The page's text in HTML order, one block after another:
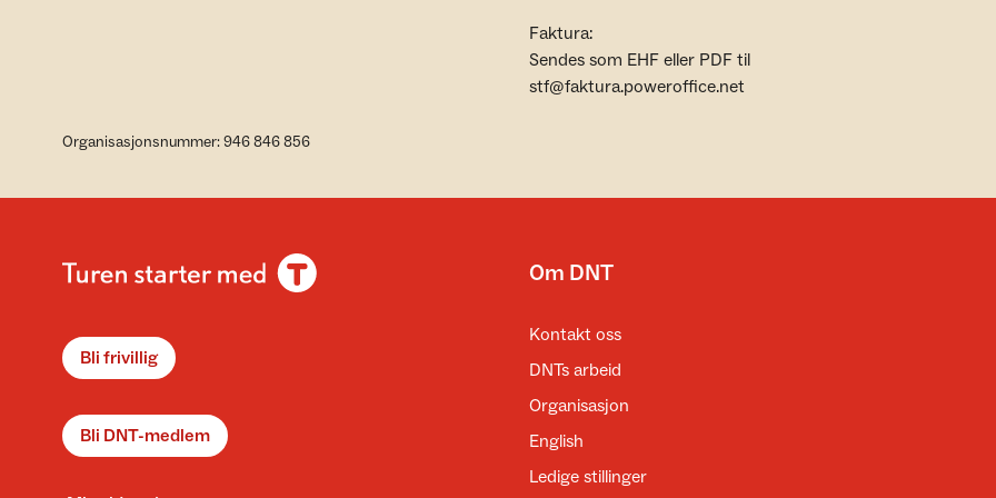
Faktura:
Sendes som EHF eller PDF til
stf@faktura.poweroffice.net
Organisasjonsnummer: 946 846 856
Bli frivillig
Bli DNT-medlem
Om DNT
Kontakt oss
DNTs arbeid
Organisasjon
English
Ledige stillinger